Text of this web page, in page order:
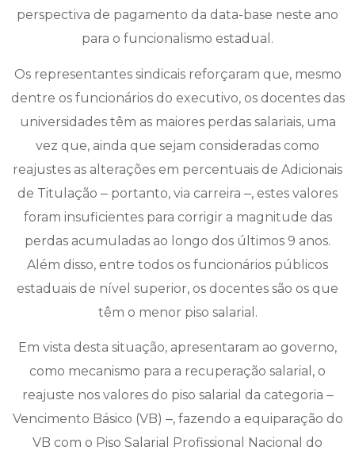
perspectiva de pagamento da data-base neste ano
para o funcionalismo estadual.
Os representantes sindicais reforçaram que, mesmo
dentre os funcionários do executivo, os docentes das
universidades têm as maiores perdas salariais, uma
vez que, ainda que sejam consideradas como
reajustes as alterações em percentuais de Adicionais
de Titulação ‒ portanto, via carreira ‒, estes valores
foram insuficientes para corrigir a magnitude das
perdas acumuladas ao longo dos últimos 9 anos.
Além disso, entre todos os funcionários públicos
estaduais de nível superior, os docentes são os que
têm o menor piso salarial.
Em vista desta situação, apresentaram ao governo,
como mecanismo para a recuperação salarial, o
reajuste nos valores do piso salarial da categoria ‒
Vencimento Básico (VB) ‒, fazendo a equiparação do
VB com o Piso Salarial Profissional Nacional do